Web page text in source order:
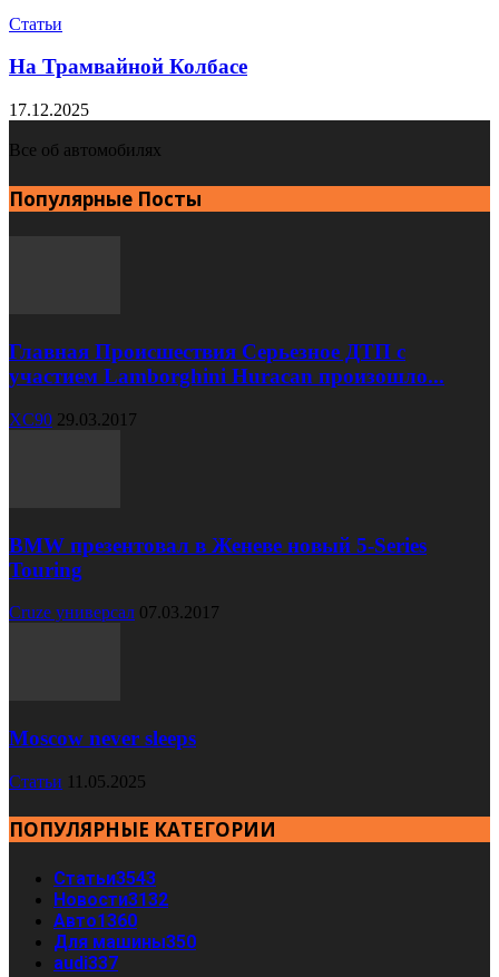
Статьи
На Трамвайной Колбасе
17.12.2025
Все об автомобилях
Популярные Посты
Главная Происшествия Серьезное ДТП с
участием Lamborghini Huracan произошло...
XC90 29.03.2017
BMW презентовал в Женеве новый 5-Series
Touring
Cruze универсал 07.03.2017
Moscow never sleeps
Статьи 11.05.2025
ПОПУЛЯРНЫЕ КАТЕГОРИИ
Статьи3543
Новости3132
Авто1360
Для машины350
audi337